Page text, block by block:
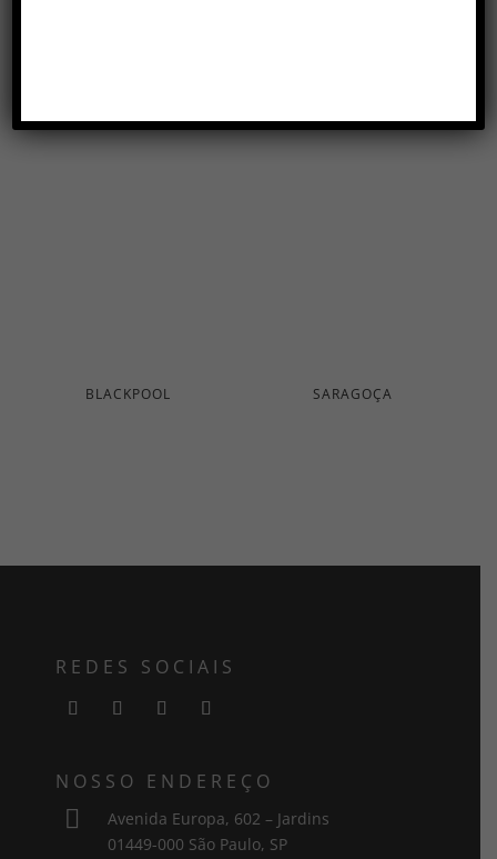
BLACKPOOL SARAGOÇA
REDES SOCIAIS
NOSSO ENDEREÇO

Avenida Europa, 602 – Jardins
01449-000 São Paulo, SP